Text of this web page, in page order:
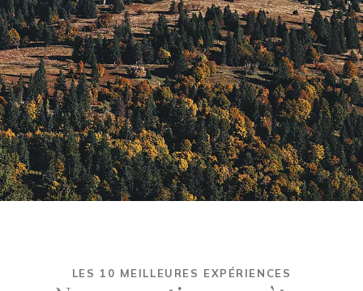
LES 10 MEILLEURES EXPÉRIENCES